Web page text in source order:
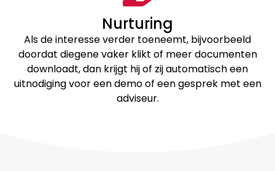
Nurturing
Als de interesse verder toeneemt, bijvoorbeeld
doordat diegene vaker klikt of meer documenten
downloadt, dan krijgt hij of zij automatisch een
uitnodiging voor een demo of een gesprek met een
adviseur.